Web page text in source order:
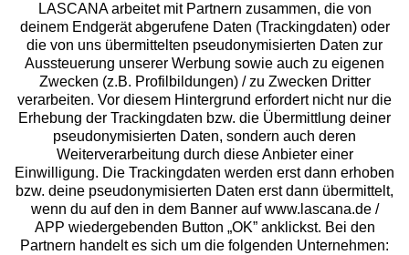
Services
Beratung
Über uns
Rechtliches
LASCANA arbeitet mit Partnern zusammen, die von
deinem Endgerät abgerufene Daten (Trackingdaten) oder
die von uns übermittelten pseudonymisierten Daten zur
Aussteuerung unserer Werbung sowie auch zu eigenen
Zwecken (z.B. Profilbildungen) / zu Zwecken Dritter
verarbeiten. Vor diesem Hintergrund erfordert nicht nur die
Erhebung der Trackingdaten bzw. die Übermittlung deiner
pseudonymisierten Daten, sondern auch deren
Weiterverarbeitung durch diese Anbieter einer
Einwilligung. Die Trackingdaten werden erst dann erhoben
bzw. deine pseudonymisierten Daten erst dann übermittelt,
wenn du auf den in dem Banner auf www.lascana.de /
APP wiedergebenden Button „OK” anklickst. Bei den
Partnern handelt es sich um die folgenden Unternehmen: